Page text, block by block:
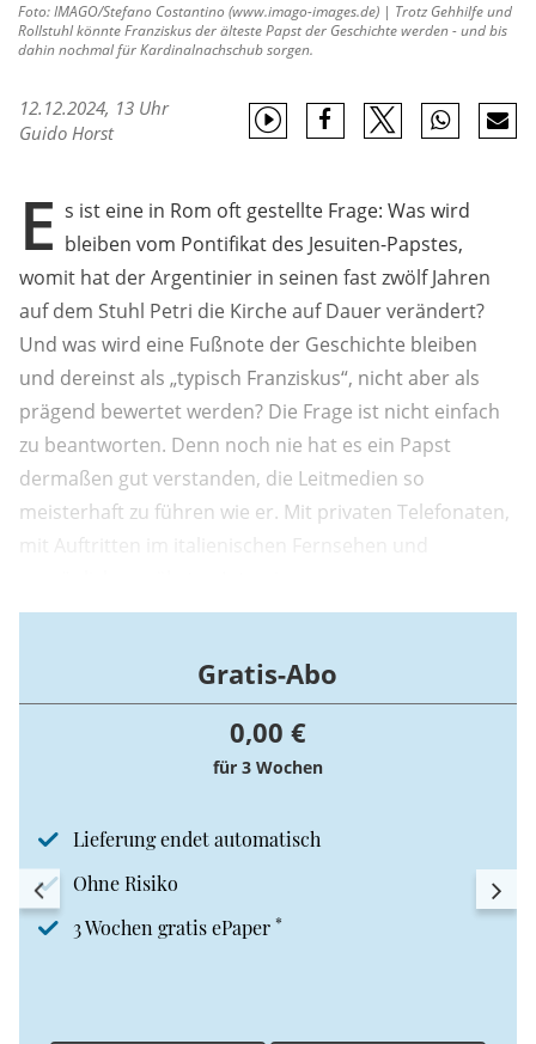
Foto: IMAGO/Stefano Costantino (www.imago-images.de) | Trotz Gehhilfe und
Rollstuhl könnte Franziskus der älteste Papst der Geschichte werden - und bis
dahin nochmal für Kardinalnachschub sorgen.
12.12.2024, 13 Uhr
Guido Horst
E s ist eine in Rom oft gestellte Frage: Was wird
bleiben vom Pontifikat des Jesuiten-Papstes,
womit hat der Argentinier in seinen fast zwölf Jahren
auf dem Stuhl Petri die Kirche auf Dauer verändert?
Und was wird eine Fußnote der Geschichte bleiben
und dereinst als „typisch Franziskus“, nicht aber als
prägend bewertet werden? Die Frage ist nicht einfach
zu beantworten. Denn noch nie hat es ein Papst
dermaßen gut verstanden, die Leitmedien so
meisterhaft zu führen wie er. Mit privaten Telefonaten,
mit Auftritten im italienischen Fernsehen und
Gratis-Abo
0,00 €
für 3 Wochen
Lieferung endet automatisch
Ohne Risiko
3 Wochen gratis ePaper *